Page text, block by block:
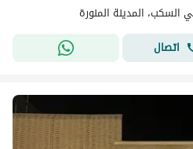
المدينة المنورة
اتصال